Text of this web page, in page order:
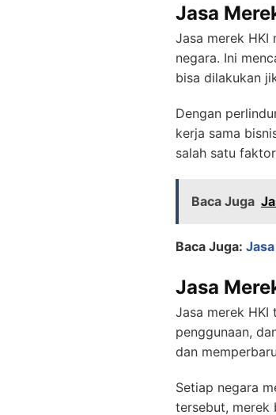
Jasa
Jasa merek
negara. Ini
bisa dilakukan
Dengan
kerja sama
salah satu
Baca Juga
Baca Juga:
Jasa
Jasa merek HKI
penggunaan,
dan
Setiap negara
tersebut, merek